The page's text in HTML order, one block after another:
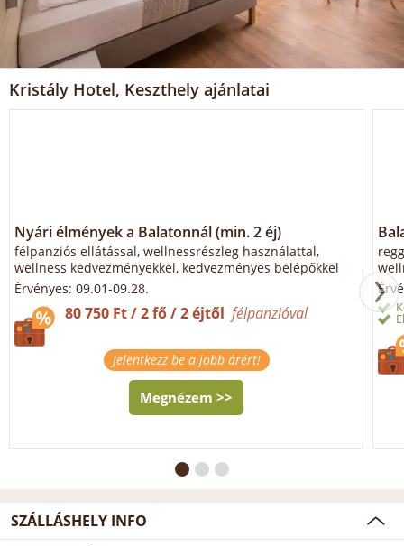
Kristály Hotel, Keszthely ajánlatai
Nyári élmények a Balatonnál (min. 2 éj)
félpanziós ellátással, wellnessrészleg használattal,
wellness kedvezményekkel, kedvezményes belépőkkel
Érvényes: 09.01-09.28.
80 750 Ft / 2 fő / 2 éjtőlfélpanzióval
Jelentkezz be a jobb árért!
Megnézem >>
SZÁLLÁSHELY INFO